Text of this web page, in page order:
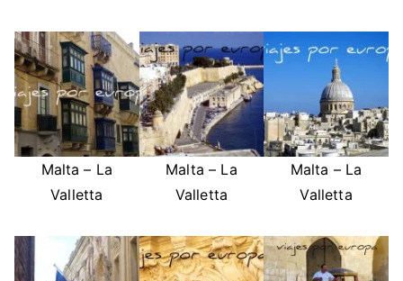
Malta – La
Valletta
Malta – La
Valletta
Malta – La
Valletta